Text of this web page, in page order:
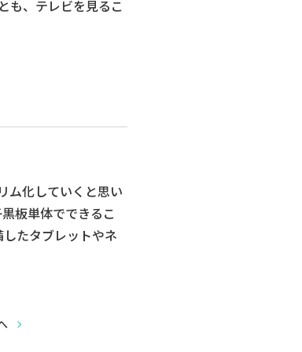
も、テレビを見るこ
ム化していくと思い
板単体でできるこ
たタブレットやネ